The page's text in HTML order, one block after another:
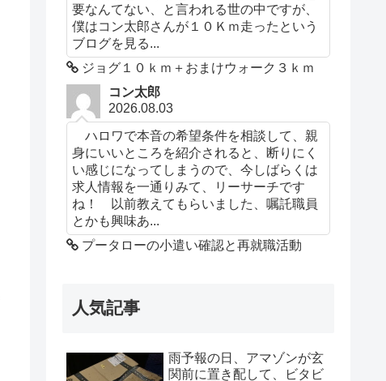
要なんてない、と言われる世の中ですが、
僕はコン太郎さんが１０Ｋｍ走ったという
ブログを見る...
ジョグ１０ｋｍ＋おまけウォーク３ｋｍ
コン太郎
2026.08.03
ハロワで本音の希望条件を相談して、親
身にいいところを紹介されると、断りにく
い感じになってしまうので、今しばらくは
求人情報を一通りみて、リーサーチです
ね！ 以前教えてもらいました、嘱託職員
とかも興味あ...
プータローの小遣い確認と再就職活動
人気記事
雨予報の日、アマゾンが玄
関前に置き配して、ビタビ